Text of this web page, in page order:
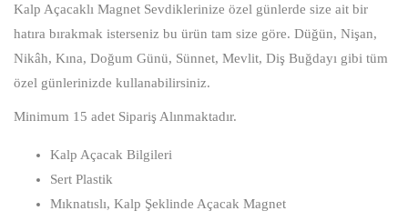
Kalp Açacaklı Magnet Sevdiklerinize özel günlerde size ait bir
hatıra bırakmak isterseniz bu ürün tam size göre. Düğün, Nişan,
Nikâh, Kına, Doğum Günü, Sünnet, Mevlit, Diş Buğdayı gibi tüm
özel günlerinizde kullanabilirsiniz.
Minimum 15 adet Sipariş Alınmaktadır.
Kalp Açacak Bilgileri
Sert Plastik
Mıknatıslı, Kalp Şeklinde Açacak Magnet